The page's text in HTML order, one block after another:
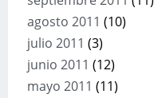
agosto 2011 (10)
julio 2011 (3)
junio 2011 (12)
mayo 2011 (11)